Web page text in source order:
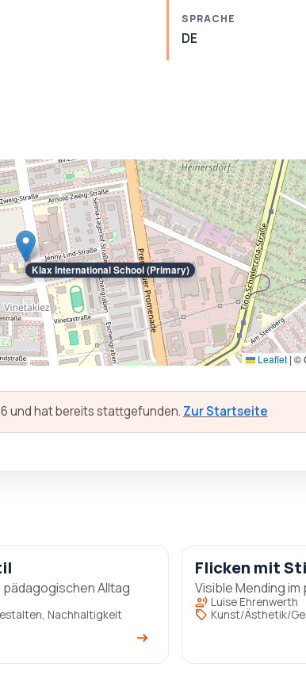
SPRACHE
DE
Klax International School (Primary)
Leaflet | ©
und hat bereits stattgefunden. Zur Startseite
pädagogischen Alltag
Nachhaltigkeit
arrow_right_alt
Flicken mit
Visible Mending
record_voice_over Luise Ehrenwerth
sell Kunst/Ästhetik/